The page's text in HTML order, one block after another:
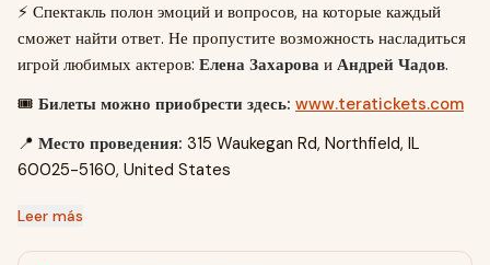
⚡️ Спектакль полон эмоций и вопросов, на которые каждый
сможет найти ответ. Не пропустите возможность насладиться
игрой любимых актеров: Елена Захарова и Андрей Чадов.
🎟️ Билеты можно приобрести здесь: www.teratickets.com
📍 Место проведения: 315 Waukegan Rd, Northfield, IL
60025-5160, United States
Leer más